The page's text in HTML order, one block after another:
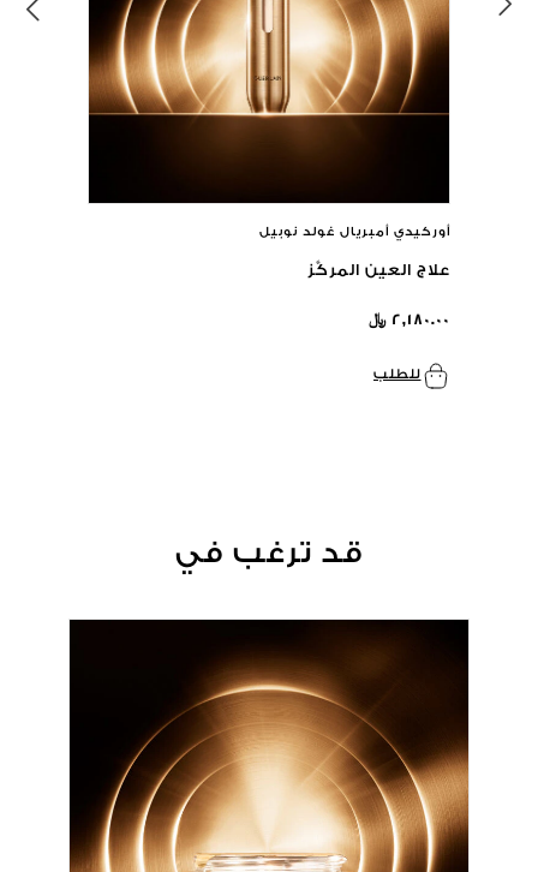
أوركيدي أمبريال غولد نوبيل
علاج العين المركَّز
٢,١٨٠.٠٠ ﷼
للطلب
قد ترغب في